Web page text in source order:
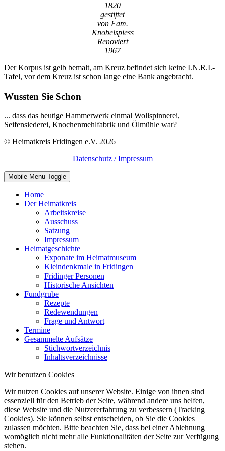
1820
gestiftet
von Fam.
Knobelspiess
Renoviert
1967
Der Korpus ist gelb bemalt, am Kreuz befindet sich keine I.N.R.I.-
Tafel, vor dem Kreuz ist schon lange eine Bank angebracht.
Wussten Sie Schon
... dass das heutige Hammerwerk einmal Wollspinnerei,
Seifensiederei, Knochenmehlfabrik und Ölmühle war?
© Heimatkreis Fridingen e.V. 2026
Datenschutz / Impressum
Mobile Menu Toggle
Home
Der Heimatkreis
Arbeitskreise
Ausschuss
Satzung
Impressum
Heimatgeschichte
Exponate im Heimatmuseum
Kleindenkmale in Fridingen
Fridinger Personen
Historische Ansichten
Fundgrube
Rezepte
Redewendungen
Frage und Antwort
Termine
Gesammelte Aufsätze
Stichwortverzeichnis
Inhaltsverzeichnisse
Wir benutzen Cookies
Wir nutzen Cookies auf unserer Website. Einige von ihnen sind
essenziell für den Betrieb der Seite, während andere uns helfen,
diese Website und die Nutzererfahrung zu verbessern (Tracking
Cookies). Sie können selbst entscheiden, ob Sie die Cookies
zulassen möchten. Bitte beachten Sie, dass bei einer Ablehnung
womöglich nicht mehr alle Funktionalitäten der Seite zur Verfügung
stehen.